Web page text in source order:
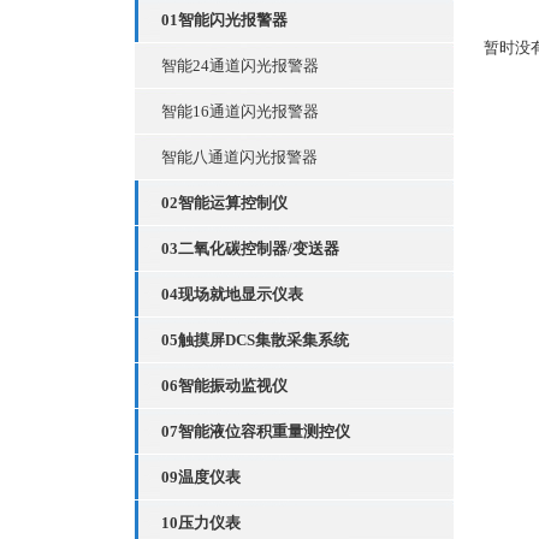
01智能闪光报警器
智能24通道闪光报警器
智能16通道闪光报警器
智能八通道闪光报警器
02智能运算控制仪
03二氧化碳控制器/变送器
04现场就地显示仪表
05触摸屏DCS集散采集系统
06智能振动监视仪
07智能液位容积重量测控仪
09温度仪表
10压力仪表
暂时没